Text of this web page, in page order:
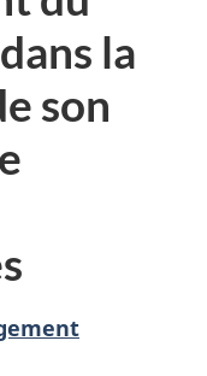
la
son